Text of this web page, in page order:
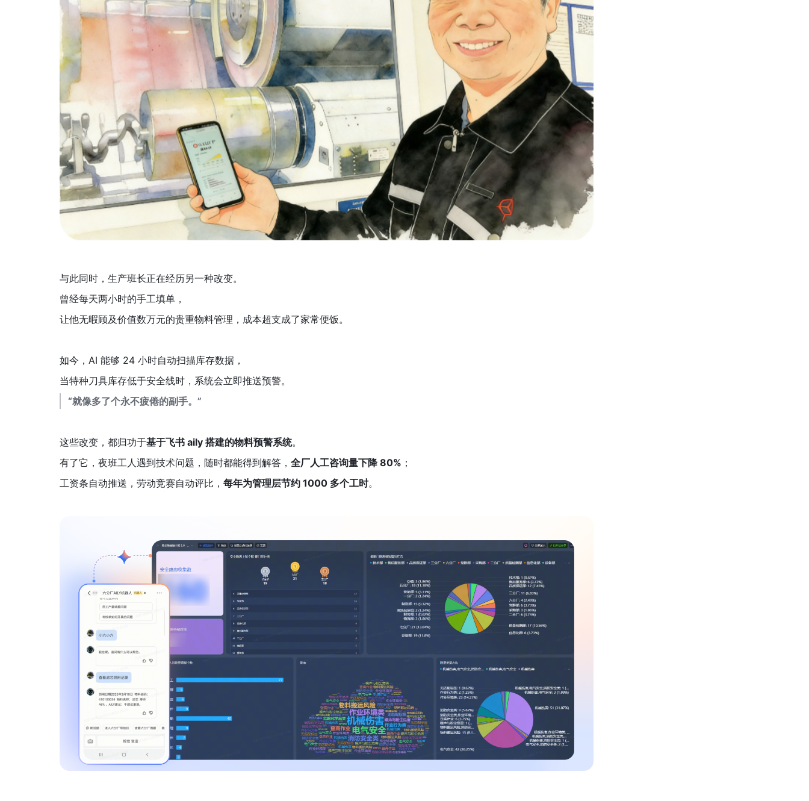
与此同时，生产班长正在经历另一种改变。
曾经每天两小时的手工填单，
让他无暇顾及价值数万元的贵重物料管理，成本超支成了家常便饭。
如今，AI 能够 24 小时自动扫描库存数据，
当特种刀具库存低于安全线时，系统会立即推送预警。
“就像多了个永不疲倦的副手。”
这些改变，都归功于基于飞书 aily 搭建的物料预警系统。
有了它，夜班工人遇到技术问题，随时都能得到解答， 全厂人工咨询量下降 80% ；
工资条自动推送，劳动竞赛自动评比， 每年为管理层节约 1000 多个工时。